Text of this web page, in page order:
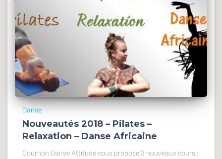
Danse
Nouveautés 2018 – Pilates –
Relaxation – Danse Africaine
Cournon Danse Attitude vous propose 3 nouveaux cours :